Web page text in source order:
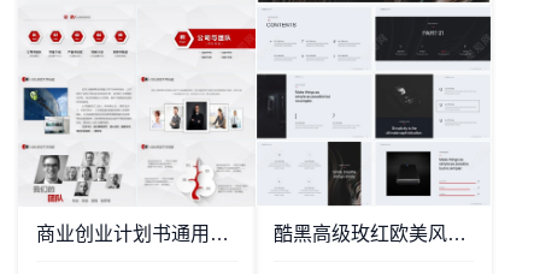
商业创业计划书通用PPT模板简洁实用完整框架投资合作项目推广企业宣传 酷黑高级玫红欧美风通用PPT模板